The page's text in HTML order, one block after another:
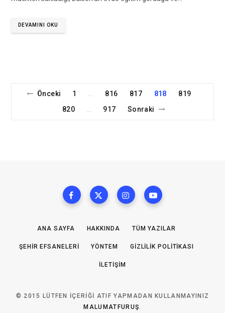
DEVAMINI OKU
Önceki 1 … 816 817 818
819
820
… 917 Sonraki
ANA SAYFA HAKKINDA TÜM YAZILAR
ŞEHIR EFSANELERI YÖNTEM GIZLILIK POLITIKASI
İLETIŞIM
© 2015 LÜTFEN IÇERIĞI ATIF YAPMADAN KULLANMAYINIZ
MALUMATFURUŞ.